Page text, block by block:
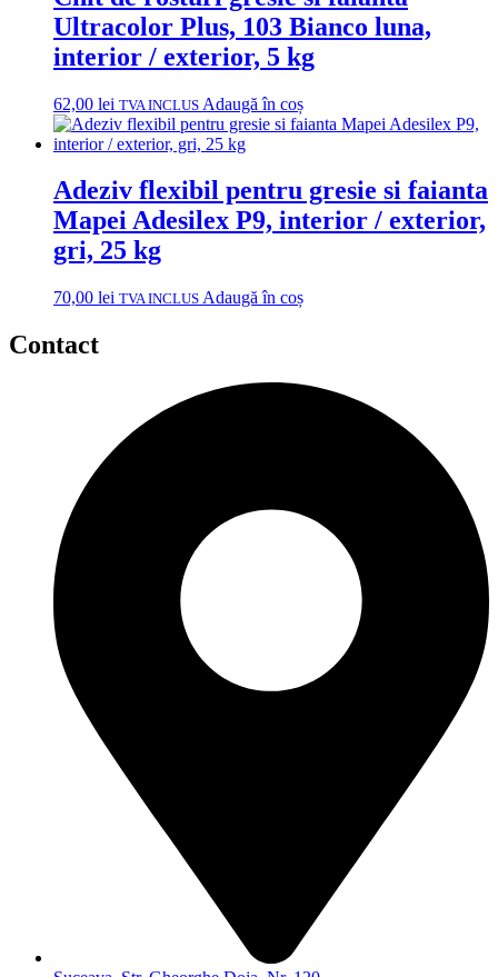
Ultracolor Plus, 103 Bianco luna,
interior / exterior, 5 kg
62,00 lei TVA INCLUS Adaugă în coș
Adeziv flexibil pentru gresie si faianta
Mapei Adesilex P9, interior / exterior,
gri, 25 kg
70,00 lei TVA INCLUS Adaugă în coș
Contact